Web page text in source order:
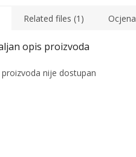
Related files (1) Ocjena
proizvoda nije dostupan